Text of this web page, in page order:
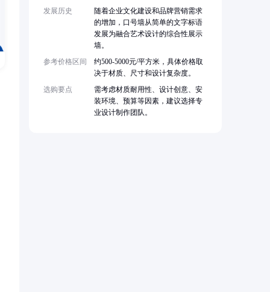
发展历史
随着企业文化建设和品牌营销需求
的增加，口号墙从简单的文字标语
发展为融合艺术设计的综合性展示
墙。
参考价格区间
约500-5000元/平方米，具体价格取
决于材质、尺寸和设计复杂度。
选购要点
需考虑材质耐用性、设计创意、安
装环境、预算等因素，建议选择专
业设计制作团队。